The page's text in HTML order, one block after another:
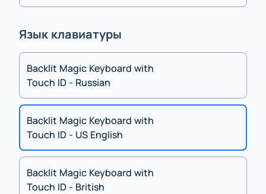
Язык клавиатуры
Backlit Magic Keyboard with
Touch ID - Russian
Backlit Magic Keyboard with
Touch ID - US English
Backlit Magic Keyboard with
Touch ID - British